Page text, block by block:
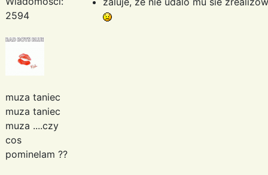
2594
muza taniec
muza taniec
muza ....czy
cos
pominelam ??